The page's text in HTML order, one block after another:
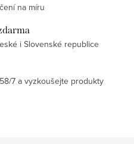
na míru
i Slovenské republice
7 a vyzkoušejte produkty